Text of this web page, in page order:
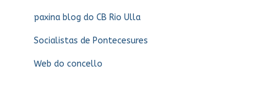
paxina blog do CB Rio Ulla
Socialistas de Pontecesures
Web do concello